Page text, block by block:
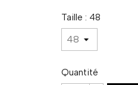
Taille : 48
Quantité